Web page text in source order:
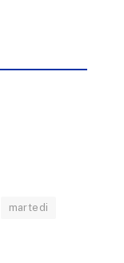
martedi